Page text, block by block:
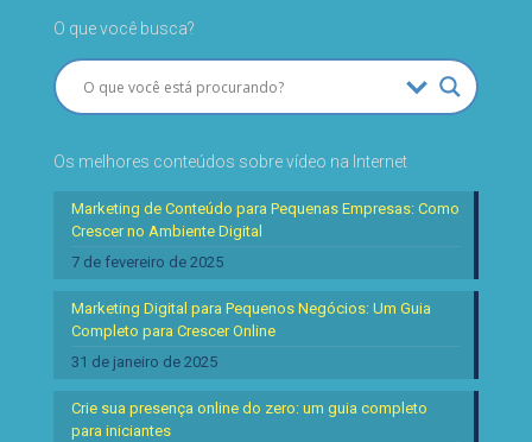
O que você busca?
Os melhores conteúdos sobre vídeo na Internet
Marketing de Conteúdo para Pequenas Empresas: Como
Crescer no Ambiente Digital
7 de fevereiro de 2025
Marketing Digital para Pequenos Negócios: Um Guia
Completo para Crescer Online
31 de janeiro de 2025
Crie sua presença online do zero: um guia completo
para iniciantes